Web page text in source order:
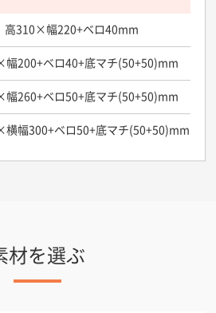
高310×幅220+ベロ40mm
幅200+ベロ40+底マチ(50+50)mm
幅260+ベロ50+底マチ(50+50)mm
横幅300+ベロ50+底マチ(50+50)mm
材を選ぶ